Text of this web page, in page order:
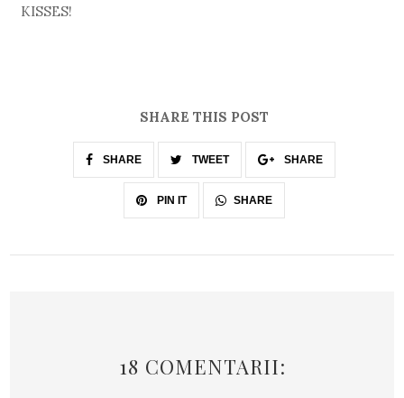
KISSES!
SHARE THIS POST
SHARE TWEET SHARE
PIN IT SHARE
18 COMENTARII: